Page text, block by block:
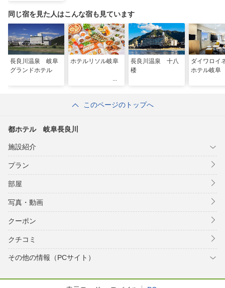
同じ宿を見た人はこんな宿も見ています
長良川温泉 岐阜
グランドホテル
ホテルリソル岐阜
長良川温泉 十八
楼
ダイワロイ
ホテル岐阜
このページのトップへ
都ホテル 岐阜長良川
施設紹介
プラン
部屋
写真・動画
クーポン
クチコミ
その他の情報（PCサイト）